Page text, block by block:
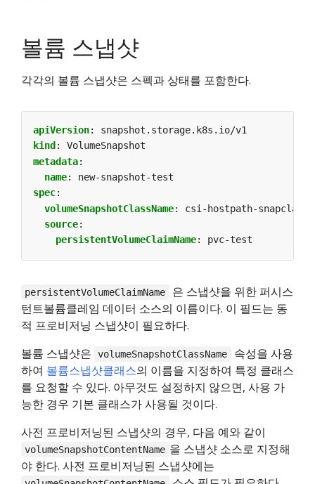
볼륨 스냅샷
각각의 볼륨 스냅샷은 스펙과 상태를 포함한다.
apiVersion:
snapshot.storage.k8s.io/v1
kind :
VolumeSnapshot
metadata:
name:
new-snapshot-test
spec:
volumeSnapshotClassName:
csi-hostpath-snapclass
source:
persistentVolumeClaimName: pvc-test
persistentVolumeClaimName
은 스냅샷을 위한 퍼시스
턴트볼륨클레임 데이터 소스의 이름이다. 이 필드는 동
적 프로비저닝 스냅샷이 필요하다.
볼륨 스냅샷은
volumeSnapshotClassName
속성을 사용
하여 볼륨스냅샷클래스의 이름을 지정하여 특정 클래스
를 요청할 수 있다. 아무것도 설정하지 않으면, 사용 가
능한 경우 기본 클래스가 사용될 것이다.
사전 프로비저닝된 스냅샷의 경우, 다음 예와 같이
volumeSnapshotContentName 을 스냅샷 소스로 지정해
야 한다. 사전 프로비저닝된 스냅샷에는